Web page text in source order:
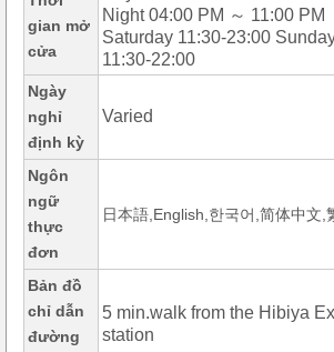
gian mở
cửa
Night 04:00 PM ～ 11:00 PM
Saturday 11:30-23:00
11:30-22:00
Ngày
nghỉ
định kỳ
Varied
Ngôn
ngữ
thực
đơn
日本語,English,한국어,简体中文,
Bản đồ
chỉ dẫn
đường
5 min.walk from the Hibiya
station